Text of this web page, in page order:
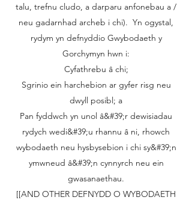
talu, trefnu cludo, a darparu anfonebau a /
neu gadarnhad archeb i chi). Yn ogystal,
rydym yn defnyddio Gwybodaeth y
Gorchymyn hwn i:
Cyfathrebu â chi;
Sgrinio ein harchebion ar gyfer risg neu
dwyll posibl; a
Pan fyddwch yn unol â&#39;r dewisiadau
rydych wedi&#39;u rhannu â ni, rhowch
wybodaeth neu hysbysebion i chi sy&#39;n
ymwneud â&#39;n cynnyrch neu ein
gwasanaethau.
[[AND OTHER DEFNYDD O WYBODAETH